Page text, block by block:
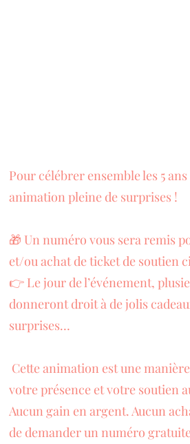
Pour célébrer ensemble les 5
animation pleine de surprises !
🎁 Un numéro vous sera remis
et/ou achat de ticket de soutien
👉 Le jour de l’événement,
donneront droit à de jolis
surprises…
Cette animation est une
votre présence et votre soutien
Aucun gain en argent. Aucun
de demander un numéro